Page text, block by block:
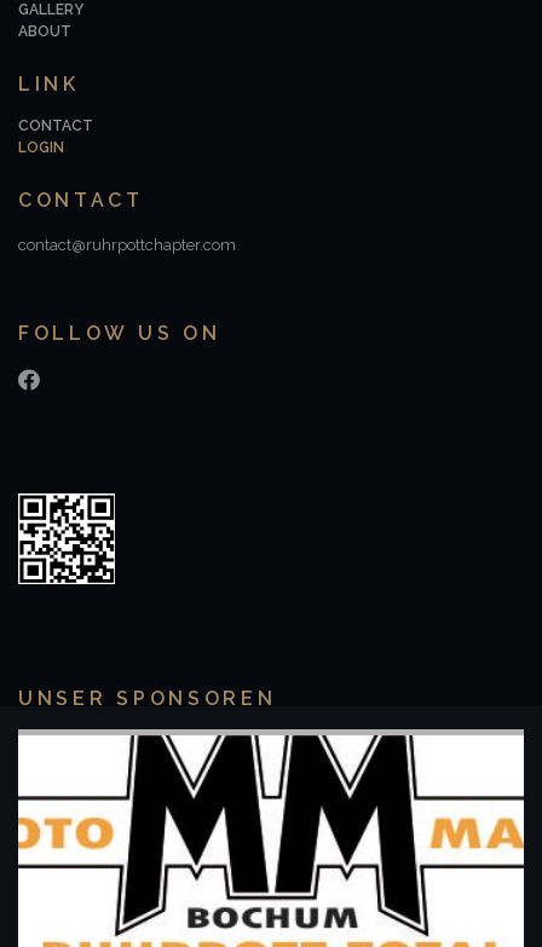
GALLERY
ABOUT
LINK
CONTACT
LOGIN
CONTACT
contact@ruhrpottchapter.com
FOLLOW US ON
UNSER SPONSOREN